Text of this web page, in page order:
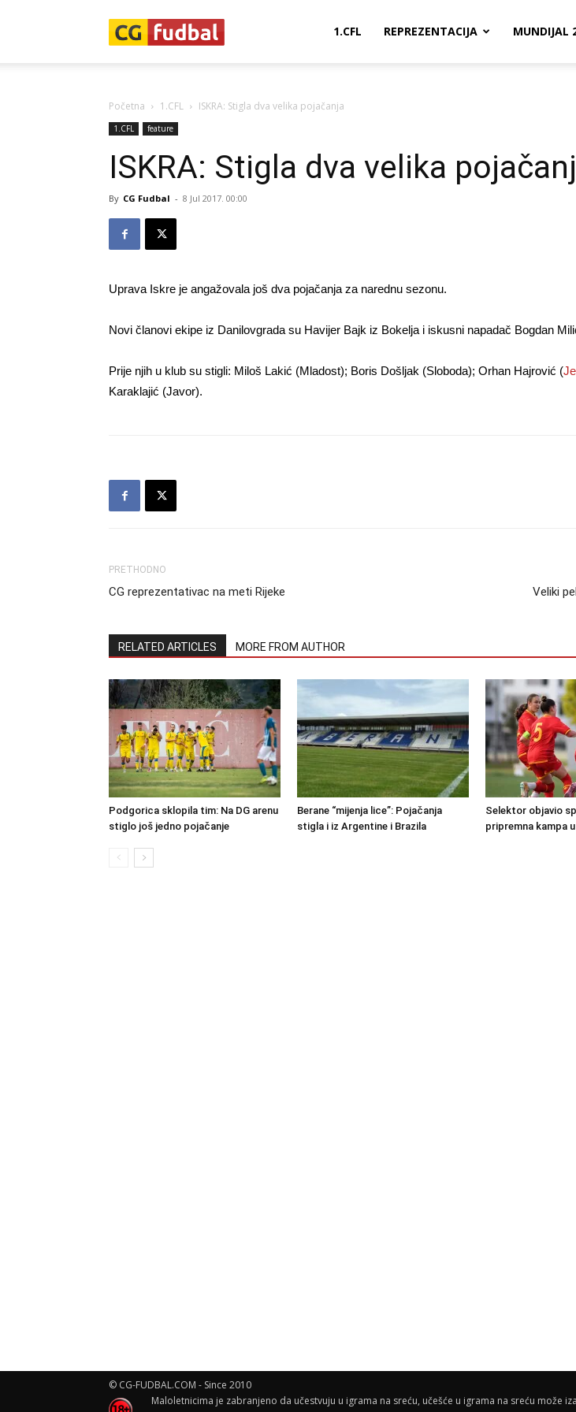
1.CFL REPREZENTACIJA MUNDIJAL
Početna 1.CFL ISKRA: Stigla dva velika pojačanja
1.CFL feature
ISKRA: Stigla dva velika
By CG Fudbal - 8 Jul 2017. 00:00
Uprava Iskre je angažovala još dva pojačanja za narednu sezonu.
Novi članovi ekipe iz Danilovgrada su Havijer Bajk iz Bokelja i iskusni napadač Bogdan
Prije njih u klub su stigli: Miloš Lakić (Mladost); Boris Došljak (Sloboda); Orhan Hajrović (
Karaklajić (Javor).
PRETHODNO
CG reprezentativac na meti Rijeke Veliki
RELATED ARTICLES MORE FROM AUTHOR
Podgorica sklopila tim: Na DG arenu
stiglo još jedno pojačanje
Berane “mijenja lice”: Pojačanja
stigla i iz Argentine i Brazila
Selektor objavio
pripremna kampa
© CG-FUDBAL.COM - Since 2010
Maloletnicima je zabranjeno da učestvuju u igrama na sreću, učešće u igrama na sreću može